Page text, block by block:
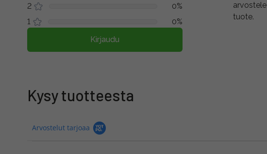
2
0%
1
0%
Kirjaudu
arvostele
tuote.
Kysy tuotteesta
Arvostelut tarjoaa